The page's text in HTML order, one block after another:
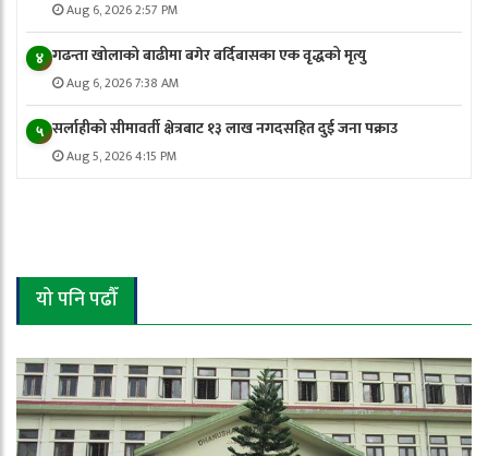
Aug 6, 2026 2:57 PM
४ गढन्ता खोलाको बाढीमा बगेर बर्दिबासका एक वृद्धको मृत्यु
Aug 6, 2026 7:38 AM
५ सर्लाहीको सीमावर्ती क्षेत्रबाट १३ लाख नगदसहित दुई जना पक्राउ
Aug 5, 2026 4:15 PM
यो पनि पढौँ